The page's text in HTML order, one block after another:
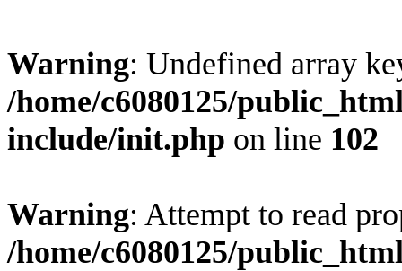
Warning: Undefined array
/home/c6080125/
include/init.php on line 102
Warning: Attempt to read
/home/c6080125/